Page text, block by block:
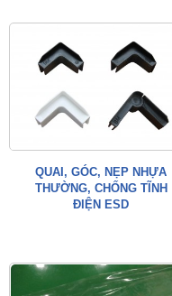
QUAI, GÓC, NẸP NHỰA
THƯỜNG, CHỐNG TĨNH
ĐIỆN ESD